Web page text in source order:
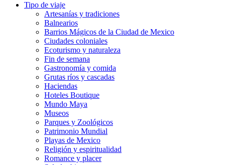
Tipo de viaje
Artesanías y tradiciones
Balnearios
Barrios Mágicos de la Ciudad de Mexico
Ciudades coloniales
Ecoturismo y naturaleza
Fin de semana
Gastronomía y comida
Grutas ríos y cascadas
Haciendas
Hoteles Boutique
Mundo Maya
Museos
Parques y Zoológicos
Patrimonio Mundial
Playas de Mexico
Religión y espiritualidad
Romance y placer